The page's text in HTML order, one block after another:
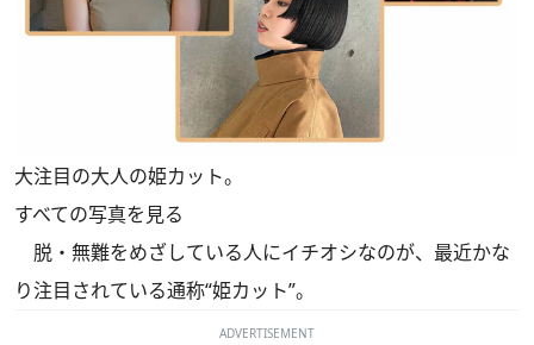
大注目の大人の姫カット。
すべての写真を見る
脱・無難をめざしている人にイチオシなのが、最近かな
り注目されている通称“姫カット”。
ADVERTISEMENT